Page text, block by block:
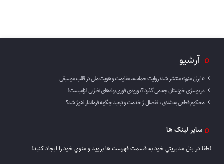
آرشیو
«ایران منم» منتشر شد؛ روایت حماسه، مقاومت و هویت ملی در قالب موسیقی
در نوسازی خوزستان چه می گذرد ؟/ ورودی فوری نهادهای نظارتی الزامیست!
محکوم قطعی به شلاق ، انفصال از خدمت و تبعید چگونه فرماندار اهواز شد؟
سایر لینک ها
لطفا در پنل مديريتي خود به قسمت فهرست ها برويد و منوي خود را ايجاد كنيد!